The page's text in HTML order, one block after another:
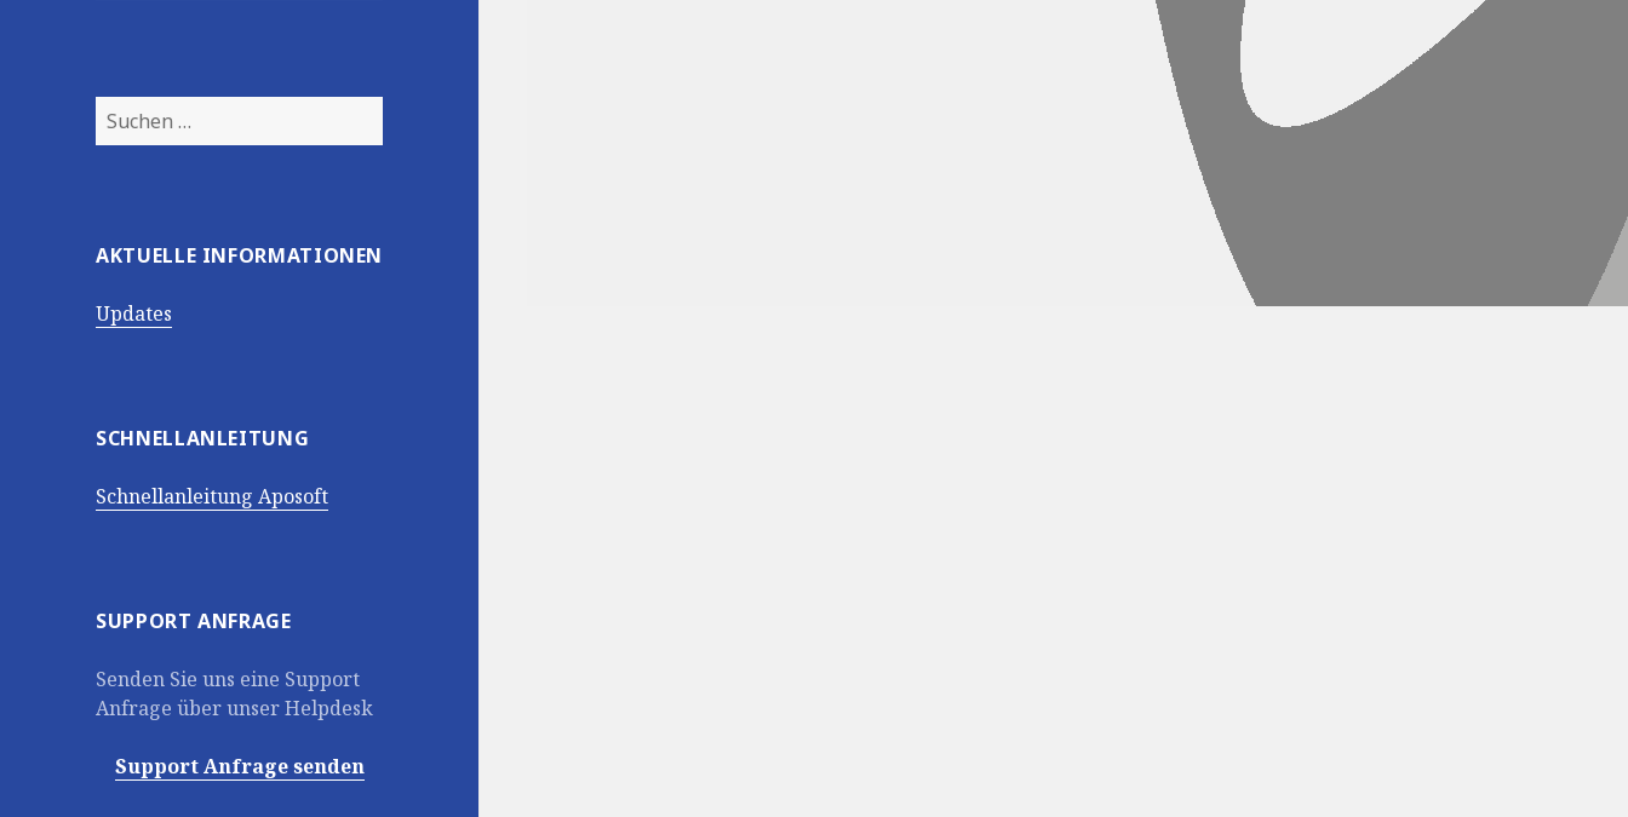
Suchen
nach:
AKTUELLE INFORMATIONEN
Updates
SCHNELLANLEITUNG
Schnellanleitung Aposoft
SUPPORT ANFRAGE
Senden Sie uns eine Support
Anfrage über unser Helpdesk
Support Anfrage senden